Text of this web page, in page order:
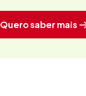
Quero saber mais